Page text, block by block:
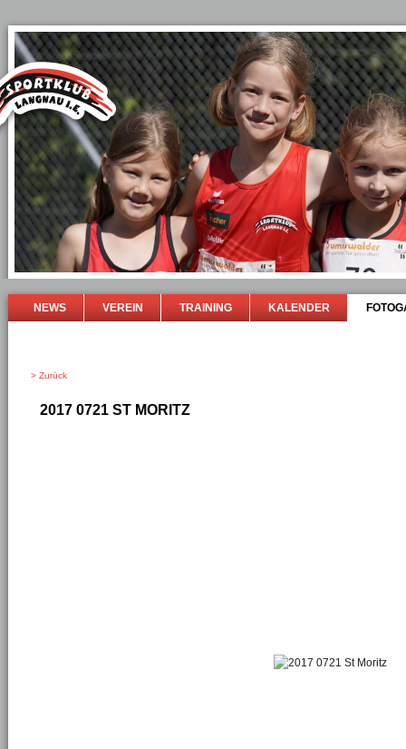
NEWS VEREIN TRAINING KALENDER
> Zurück
2017 0721 ST MORITZ